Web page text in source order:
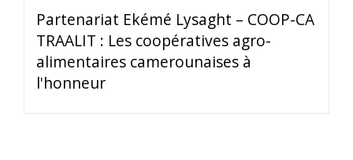
Partenariat Ekémé Lysaght – COOP-CA
TRAALIT : Les coopératives agro-
alimentaires camerounaises à
l'honneur